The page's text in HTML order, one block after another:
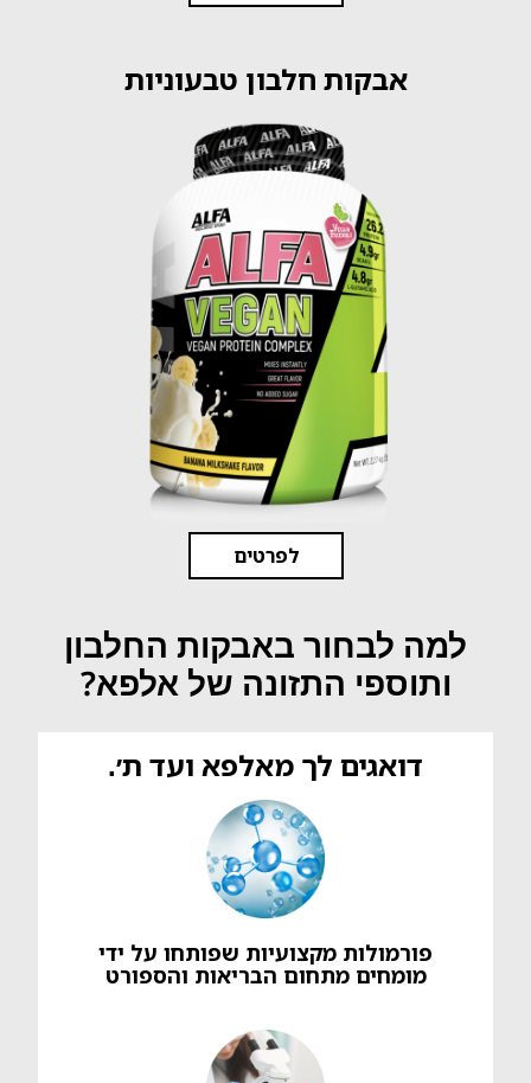
אבקות חלבון טבעוניות
לפרטים
למה לבחור באבקות החלבון
ותוספי התזונה של אלפא?
דואגים לך מאלפא ועד ת׳.
פורמולות מקצועיות שפותחו על ידי
מומחים מתחום הבריאות והספורט